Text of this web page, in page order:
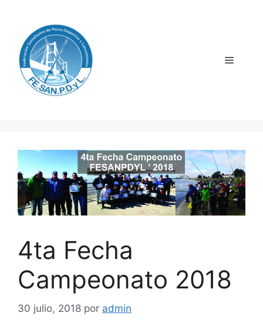
contenido
Menú
4ta Fecha
Campeonato 2018
30 julio, 2018 por admin